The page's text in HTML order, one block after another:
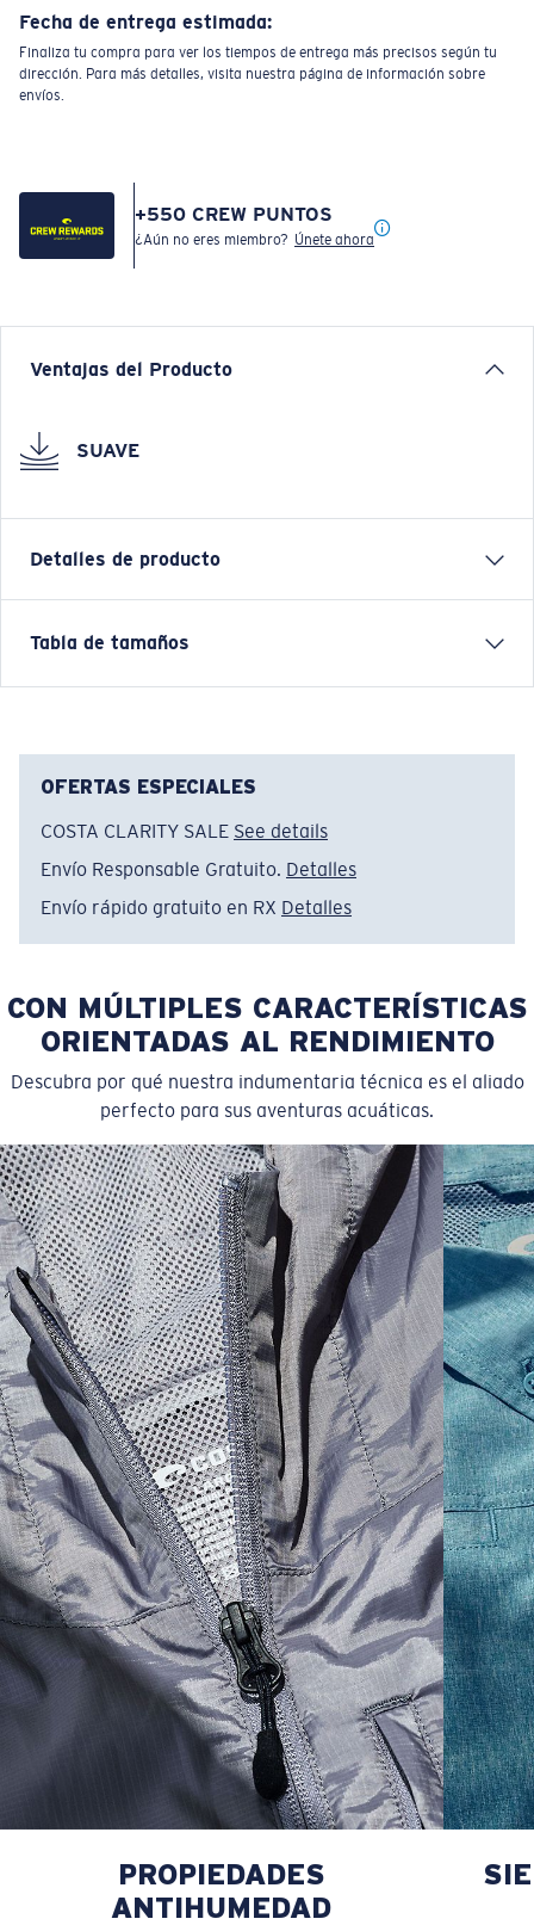
Fecha de entrega estimada:
Finaliza tu compra para ver los tiempos de entrega más precisos según tu
dirección. Para más detalles, visita nuestra página de información sobre
envíos.
+550 CREW PUNTOS
¿Aún no eres miembro? Únete ahora
Ventajas del Producto
SUAVE
Detalles de producto
SUDADERA CORE FLEECE
Nombre del modelo:Core Fleece Hoody
Tamaño:S
Tabla de tamaños
SIZES 1. CHEST 2. HIPS LENGTH 3. SLEEVE LENGTH
S 20 27 3/4 26
M 21 28 3/4 26 1/2
L 22 29 3/4 27
XL 23 30 3/4 27 1/2
2XL 24 31 3/4 28
OFERTAS ESPECIALES
COSTA CLARITY SALE See details
Envío Responsable Gratuito. Detalles
Envío rápido gratuito en RX Detalles
CON MÚLTIPLES CARACTERÍSTICAS
ORIENTADAS AL RENDIMIENTO
Descubra por qué nuestra indumentaria técnica es el aliado
perfecto para sus aventuras acuáticas.
PROPIEDADES
ANTIHUMEDAD